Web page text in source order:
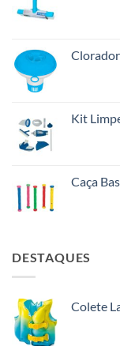
Kit
Caça
DESTAQUES
Colete